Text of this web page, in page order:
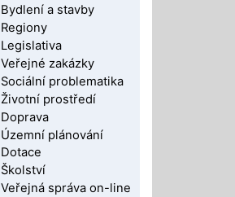
Bydlení a stavby
Regiony
Legislativa
Veřejné zakázky
Sociální problematika
Životní prostředí
Doprava
Územní plánování
Dotace
Školství
Veřejná správa on-line